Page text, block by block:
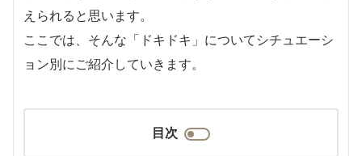
えられると思います。
ここでは、そんな「ドキドキ」についてシチュエーシ
ョン別にご紹介していきます。
目次